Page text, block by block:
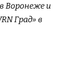
Воронеже и
Град» в